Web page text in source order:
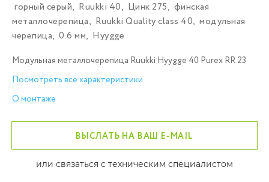
горный серый, Ruukki 40, Цинк 275, финская
металлочерепица, Ruukki Quality class 40, модульная
черепица, 0.6 мм, Hyygge
Модульная металлочерепица Ruukki Hyygge 40 Purex RR 23
Посмотреть все характеристики
О монтаже
ВЫСЛАТЬ НА ВАШ E-MAIL
или связаться с техническим специалистом